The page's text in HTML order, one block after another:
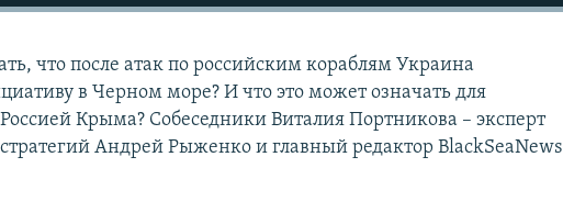
что после атак по российским кораблям Украина
в Черном море? И что это может означать для
Крыма? Собеседники Виталия Портникова – эксперт
Андрей Рыженко и главный редактор BlackSeaNews